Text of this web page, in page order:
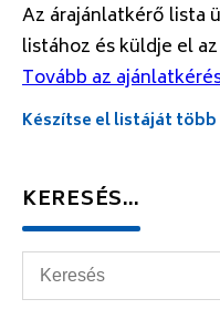
Az árajánlatkérő lista
listához és küldje el
Tovább az
Készítse el listáját
KERESÉS…